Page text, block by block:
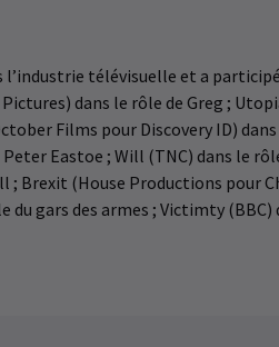
télévisuelle et a
dans le rôle de Greg ;
Films pour Discovery ID)
Eastoe ; Will (TNC) dans le
; Brexit (House Productions pour
du gars des armes ; Victimty